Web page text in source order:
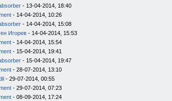
- 13-04-2014, 18:40
- 14-04-2014, 10:26
- 14-04-2014, 15:08
Игорев - 14-04-2014, 15:53
- 14-04-2014, 15:54
- 15-04-2014, 19:41
- 15-04-2014, 19:47
- 28-07-2014, 13:10
- 29-07-2014, 00:55
- 29-07-2014, 07:23
- 08-09-2014, 17:24